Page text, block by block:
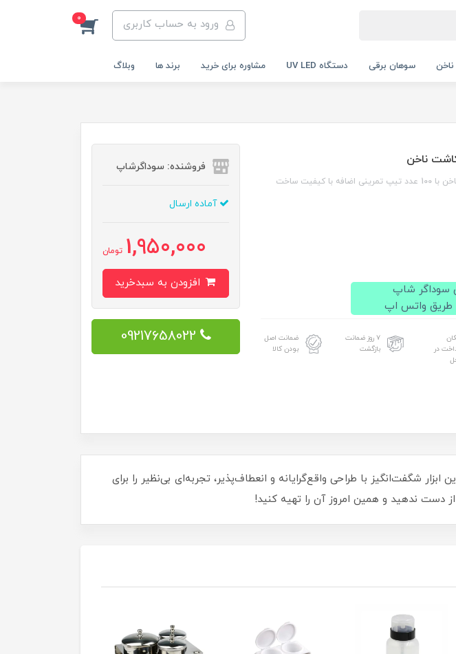
ورود به حساب کاربری 0
سوهان برقی دستگاه UV LED مشاوره برای خرید برند ها وبلاگ
ناخن
دست مفصل دار تمرینی کاشت ناخن با 100 عدد تیپ تمرینی اضافه با کیفیت ساخت
سوداگر شاپ
طریق واتس اپ
در
۷ روز ضمانت
بازگشت
ضمانت اصل
بودن کالا
فروشنده: سوداگرشاپ
آماده ارسال
1,950,000 تومان
09217658022
شگفت‌انگیز با طراحی واقع‌گرایانه و انعطاف‌پذیر، تجربه‌ای بی‌نظیر را برای
دست ندهید و همین امروز آن را تهیه کنید!